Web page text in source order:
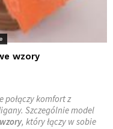
wzory
połączy komfort z
Szczególnie model
, który łączy w sobie